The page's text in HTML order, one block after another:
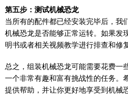
第五步：测试机械恐龙
当所有的配件都已经安装完毕后，我
机械恐龙是否能够正常运转。如果发
明书或者相关视频教学进行排查和修复
总之，组装机械恐龙可能需要花费一
一个非常有趣和富有挑战性的任务。
提供帮助，并让你更好地享受到机械